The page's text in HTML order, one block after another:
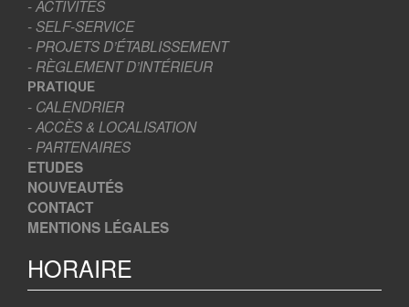
- ACTIVITÉS
- SELF-SERVICE
- PROJETS D’ÉTABLISSEMENT
- RÈGLEMENT D’INTÉRIEUR
PRATIQUE
- CALENDRIER
- ACCÈS & LOCALISATION
- PARTENAIRES
ETUDES
NOUVEAUTÉS
CONTACT
MENTIONS LÉGALES
HORAIRE